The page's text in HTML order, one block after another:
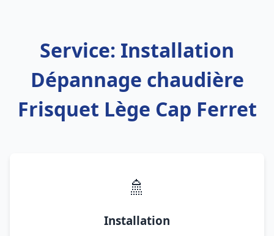
Service: Installation
Dépannage chaudière
Frisquet Lège Cap Ferret
🚿
Installation